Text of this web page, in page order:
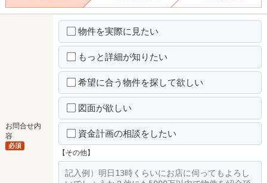
お問合せ内
容
必須
物件を実際に見たい
もっと詳細が知りたい
希望に合う物件を探して欲しい
図面が欲しい
資金計画の相談をしたい
【その他】